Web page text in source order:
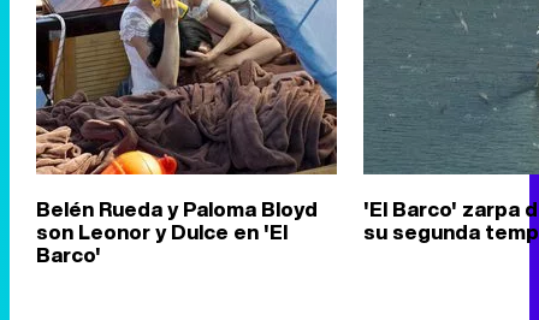
Belén Rueda y Paloma Bloyd
son Leonor y Dulce en 'El
Barco'
'El Barco' zarpa
su segunda